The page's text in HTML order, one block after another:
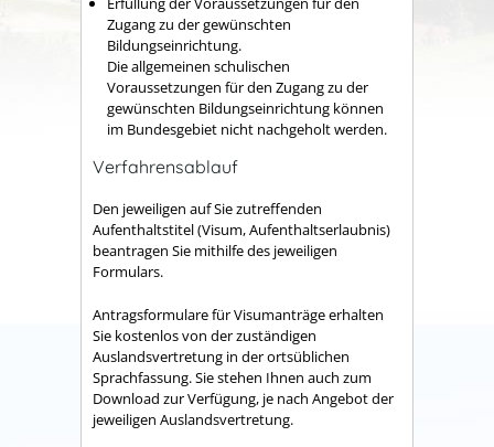
Zugang zu der gewünschten
Bildungseinrichtung.
Die allgemeinen schulischen
Voraussetzungen für den Zugang zu der
gewünschten Bildungseinrichtung können
im Bundesgebiet nicht nachgeholt werden.
Verfahrensablauf
Den jeweiligen auf Sie zutreffenden
Aufenthaltstitel (Visum, Aufenthaltserlaubnis)
beantragen Sie mithilfe des jeweiligen
Formulars.
Antragsformulare für Visumanträge erhalten
Sie kostenlos von der zuständigen
Auslandsvertretung in der ortsüblichen
Sprachfassung. Sie stehen Ihnen auch zum
Download zur Verfügung, je nach Angebot der
jeweiligen Auslandsvertretung.